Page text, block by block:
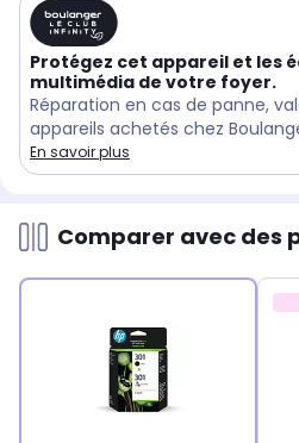
Protégez cet appareil et les
multimédia de votre foyer.
Réparation en cas de panne,
appareils achetés chez
En savoir plus
Comparer avec des